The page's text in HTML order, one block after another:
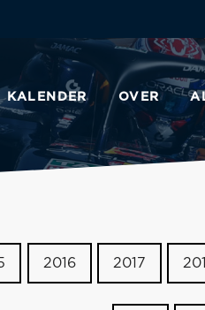
KALENDER OVER
2016 2017